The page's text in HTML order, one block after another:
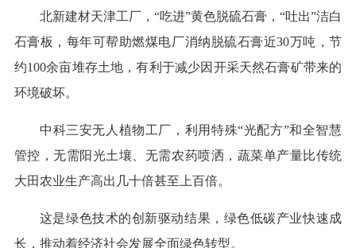
北新建材天津工厂，“吃进”黄色脱硫石膏，“吐出”洁白
石膏板，每年可帮助燃煤电厂消纳脱硫石膏近30万吨，节
约100余亩堆存土地，有利于减少因开采天然石膏矿带来的
环境破坏。
中科三安无人植物工厂，利用特殊“光配方”和全智慧
管控，无需阳光土壤、无需农药喷洒，蔬菜单产量比传统
大田农业生产高出几十倍甚至上百倍。
这是绿色技术的创新驱动结果，绿色低碳产业快速成
长，推动着经济社会发展全面绿色转型。